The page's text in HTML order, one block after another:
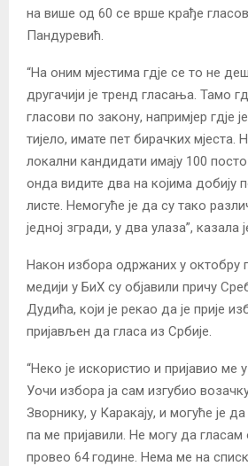
на више од 60 се врше крађе
Пандуревић.
“На оним мјестима гдје се то не
другачији је тренд гласања. Тамо
гласови по закону, напримјер гдје
тијело, имате пет бирачких мјеста.
локални кандидати имају 100
онда видите два на којима добију
листе. Немогуће је да су тако
једној згради, у два улаза”, казала
Након избора одржаних у октобру
медији у БиХ су објавили причу
Дудића, који је рекао да је прије
пријављен да гласа из Србије.
“Неко је искористио и пријавио ме
Уочи избора ја сам изгубио
Зворнику, у Каракају, и могуће је
па ме пријавили. Не могу да гласам
провео 64 године. Нема ме на